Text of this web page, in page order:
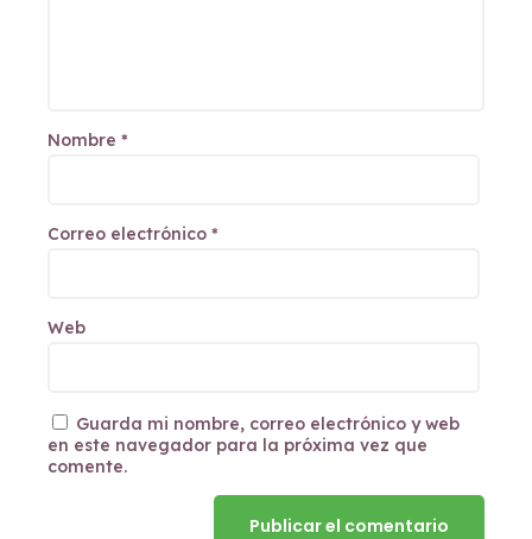
Nombre *
Correo electrónico *
Web
Guarda mi nombre, correo electrónico y web
en este navegador para la próxima vez que
comente.